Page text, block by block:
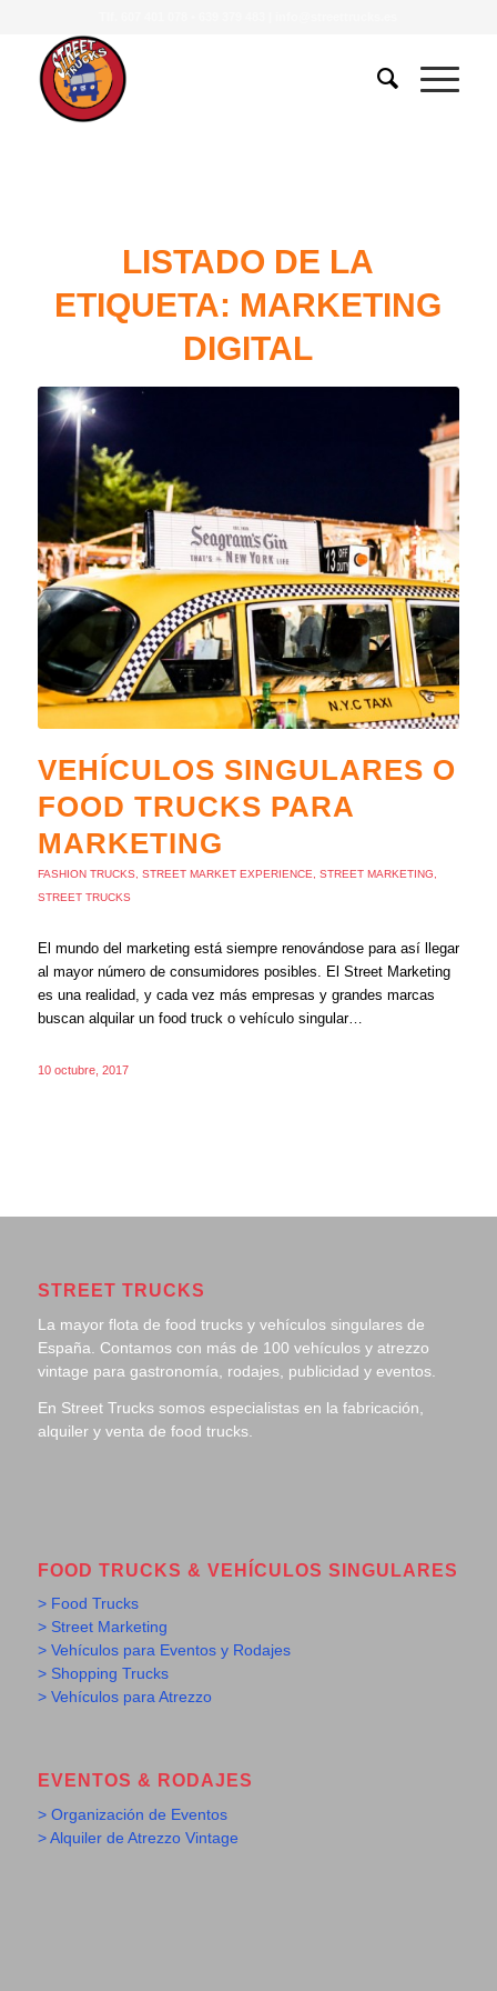
LISTADO DE LA
ETIQUETA: MARKETING
DIGITAL
VEHÍCULOS SINGULARES O
FOOD TRUCKS PARA
MARKETING
FASHION TRUCKS STREET MARKET EXPERIENCE STREET MARKETING
STREET TRUCKS
El mundo del marketing está siempre renovándose para así llegar
al mayor número de consumidores posibles. El Street Marketing
es una realidad, y cada vez más empresas y grandes marcas
buscan alquilar un food truck o vehículo singular…
10 octubre, 2017
STREET TRUCKS
La mayor flota de food trucks y vehículos singulares de
España. Contamos con más de 100 vehículos y atrezzo
vintage para gastronomía, rodajes, publicidad y eventos.
En Street Trucks somos especialistas en la fabricación,
alquiler y venta de food trucks.
FOOD TRUCKS & VEHÍCULOS SINGULARES
> Food Trucks
> Street Marketing
> Vehículos para Eventos y Rodajes
> Shopping Trucks
> Vehículos para Atrezzo
EVENTOS & RODAJES
> Organización de Eventos
> Alquiler de Atrezzo Vintage